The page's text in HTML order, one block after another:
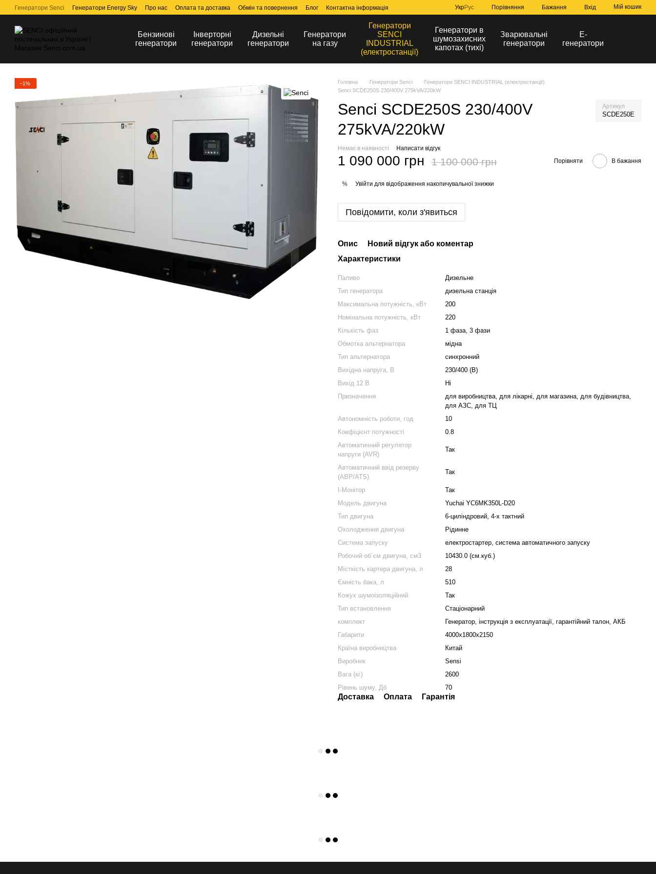
Перейти до основного контенту
Генератори Senci Генератори Energy Sky Про нас Оплата та доставка Обмін та повернення Блог Контактна інформація УкрРус Порівняння Бажання Вхід Мій кошик
Бензинові
генератори
Інверторні
генератори
Дизельні
генератори
Генератори
на газу
Генератори
SENCI
INDUSTRIAL
(електростанції)
Генератори в
шумозахисних
капотах (тихі)
Зварювальні
генератори
Е-
генератори
−1% Головна Генератори Senci
Генератори SENCI INDUSTRIAL (електростанції)
Senci SCDE250S 230/400V 275kVA/220kW
Senci SCDE250S 230/400V
275kVA/220kW
Артикул
SCDE250E
Немає в наявності Написати відгук
1 090 000 грн 1 100 000 грн Порівняти В бажання
% Увійти для відображення накопичувальної знижки
Повідомити, коли з'явиться
Опис
Новий відгук або коментар
Характеристики
Паливо
Дизельне
Тип генератора
дизельна станція
Максимальна потужність, кВт
200
Номінальна потужність, кВт
220
Кількість фаз
1 фаза, 3 фази
Обмотка альтернатора
мідна
Тип альтернатора
синхронний
Вихідна напруга, В
230/400 (В)
Вихід 12 В
Ні
Призначення
для виробництва, для лікарні, для магазина, для будівництва,
для АЗС, для ТЦ
Автономність роботи, год
10
Коефіцієнт потужності
0.8
Автоматичний регулятор
напруги (AVR)
Так
Автоматичний ввід резерву
(АВР/ATS)
Так
I-Монітор
Так
Модель двигуна
Yuchai YC6MK350L-D20
Тип двигуна
6-циліндровий, 4-х тактний
Охолодження двигуна
Рідинне
Система запуску
електростартер, система автоматичного запуску
Робочий об`єм двигуна, см3
10430.0 (см.куб.)
Місткість картера двигуна, л
28
Ємність бака, л
510
Кожух шумоізоляційний
Так
Тип встановлення
Стаціонарний
комплект
Генератор, інструкція з експлуатації, гарантійний талон, АКБ
Габарити
4000х1800х2150
Країна виробництва
Китай
Виробник
Sensi
Вага (кг)
2600
Рівень шуму, Дб
70
Доставка Оплата Гарантія